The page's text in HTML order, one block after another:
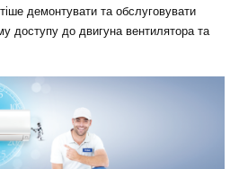
демонтувати та обслуговувати
доступу до двигуна вентилятора та